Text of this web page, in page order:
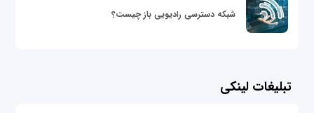
شبکه دسترسی رادیویی باز چیست؟
تبلیغات لینکی